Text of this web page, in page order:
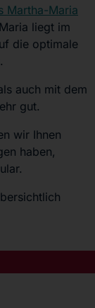
Martha-Maria
liegt im
die optimale
auch mit dem
gut.
wir Ihnen
haben,